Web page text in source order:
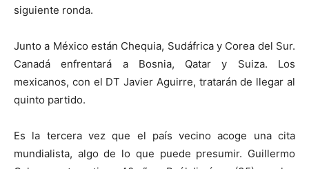
siguiente ronda.
Junto a México están Chequia, Sudáfrica y Corea del Sur.
Canadá enfrentará a Bosnia, Qatar y Suiza. Los
mexicanos, con el DT Javier Aguirre, tratarán de llegar al
quinto partido.
Es la tercera vez que el país vecino acoge una cita
mundialista, algo de lo que puede presumir. Guillermo